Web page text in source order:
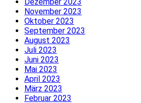
Dezember 2023
November 2023
Oktober 2023
September 2023
August 2023
Juli 2023
Juni 2023
Mai 2023
April 2023
März 2023
Februar 2023